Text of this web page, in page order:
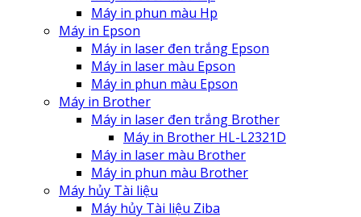
Máy in phun màu Hp
Máy in Epson
Máy in laser đen trắng Epson
Máy in laser màu Epson
Máy in phun màu Epson
Máy in Brother
Máy in laser đen trắng Brother
Máy in Brother HL-L2321D
Máy in laser màu Brother
Máy in phun màu Brother
Máy hủy Tài liệu
Máy hủy Tài liệu Ziba